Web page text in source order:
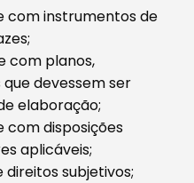
com instrumentos de
com planos,
devessem ser
elaboração;
com disposições
aplicáveis;
subjetivos;